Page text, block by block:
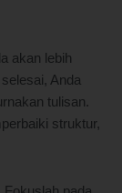
akan lebih
Anda
tulisan.
struktur,